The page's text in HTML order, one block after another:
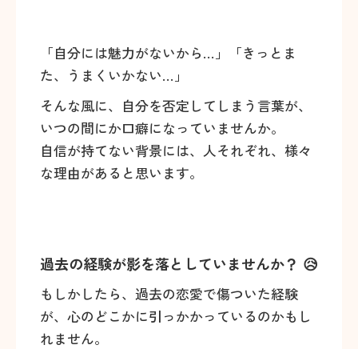
「自分には魅力がないから…」「きっとま
た、うまくいかない…」
そんな風に、自分を否定してしまう言葉が、
いつの間にか口癖になっていませんか。
自信が持てない背景には、人それぞれ、様々
な理由があると思います。
過去の経験が影を落としていませんか？ 😥
もしかしたら、過去の恋愛で傷ついた経験
が、心のどこかに引っかかっているのかもし
れません。